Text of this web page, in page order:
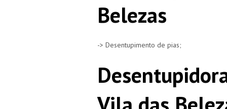
Belezas
-> Desentupimento de pias;